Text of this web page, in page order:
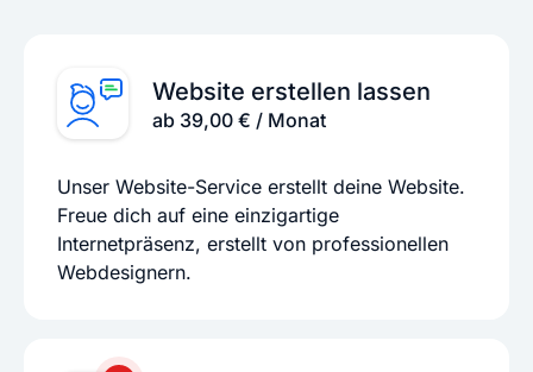
Website erstellen lassen
ab 39,00 € / Monat
Unser Website-Service erstellt deine Website.
Freue dich auf eine einzigartige
Internetpräsenz, erstellt von professionellen
Webdesignern.